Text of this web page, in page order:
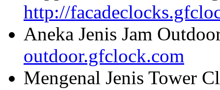
http://
Aneka Jenis Jam
outdoor.gfclock.com
Mengenal Jenis Tower